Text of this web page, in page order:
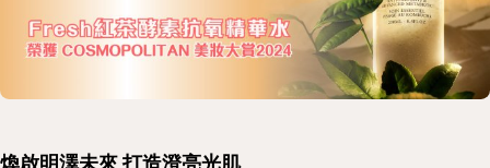
煥啟明澤未來 打造澄亮光肌